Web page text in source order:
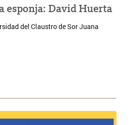
esponja: David Huerta
del Claustro de Sor Juana